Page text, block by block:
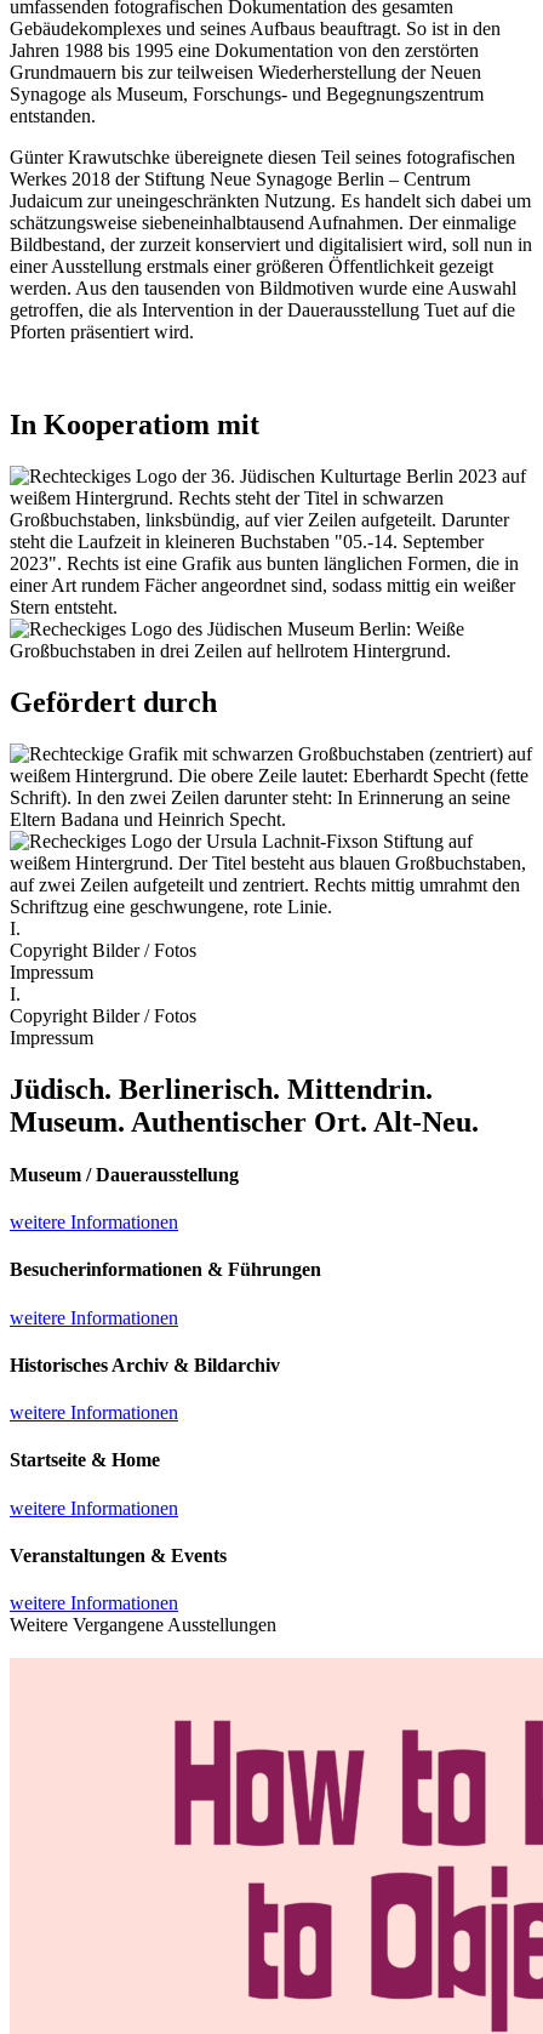
umfassenden fotografischen Dokumentation des gesamten
Gebäudekomplexes und seines Aufbaus beauftragt. So ist in den
Jahren 1988 bis 1995 eine Dokumentation von den zerstörten
Grundmauern bis zur teilweisen Wiederherstellung der Neuen
Synagoge als Museum, Forschungs- und Begegnungszentrum
entstanden.
Günter Krawutschke übereignete diesen Teil seines fotografischen
Werkes 2018 der Stiftung Neue Synagoge Berlin – Centrum
Judaicum zur uneingeschränkten Nutzung. Es handelt sich dabei um
schätzungsweise siebeneinhalbtausend Aufnahmen. Der einmalige
Bildbestand, der zurzeit konserviert und digitalisiert wird, soll nun in
einer Ausstellung erstmals einer größeren Öffentlichkeit gezeigt
werden. Aus den tausenden von Bildmotiven wurde eine Auswahl
getroffen, die als Intervention in der Dauerausstellung Tuet auf die
Pforten präsentiert wird.
In Kooperatiom mit
Gefördert durch
I.
Copyright Bilder / Fotos
Impressum
I.
Copyright Bilder / Fotos
Impressum
Jüdisch. Berlinerisch. Mittendrin.
Museum. Authentischer Ort. Alt-Neu.
Museum / Dauerausstellung
weitere Informationen
Besucherinformationen & Führungen
weitere Informationen
Historisches Archiv & Bildarchiv
weitere Informationen
Startseite & Home
weitere Informationen
Veranstaltungen & Events
weitere Informationen
Weitere Vergangene Ausstellungen